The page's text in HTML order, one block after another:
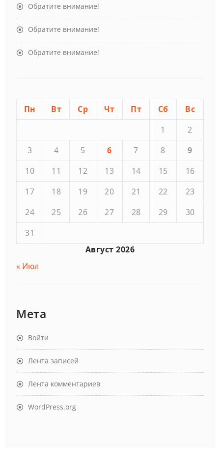
Обратите внимание!
Обратите внимание!
Обратите внимание!
Август 2026
Пн Вт Ср Чт Пт Сб
Вс
1
2
3
4 5 6 7 8
9
10
11 12 13 14 15
16
17
18 19 20 21 22
23
24
25 26 27 28 29
30
31
« Июл
Мета
Войти
Лента записей
Лента комментариев
WordPress.org